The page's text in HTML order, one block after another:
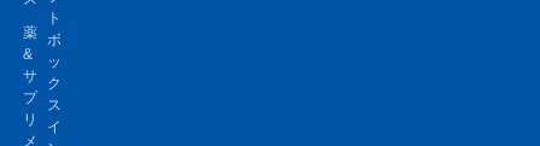
薬
&
サ
プ
リ
メ
ト
ボ
ッ
ク
ス
イ